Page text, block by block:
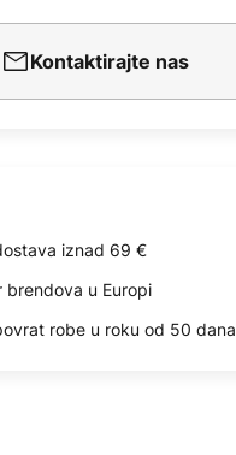
Kontaktirajte nas
iznad 69 €
brendova u Europi
robe u roku od 50 dana